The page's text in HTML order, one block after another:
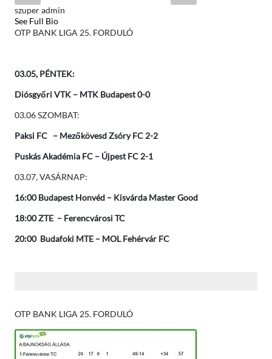
szuper admin
See Full Bio
OTP BANK LIGA 25. FORDULÓ
03.05, PÉNTEK:
Diósgyőri VTK – MTK Budapest 0-0
03.06 SZOMBAT:
Paksi FC – Mezőkövesd Zsóry FC 2-2
Puskás Akadémia FC – Újpest FC 2-1
03.07, VASÁRNAP:
16:00 Budapest Honvéd – Kisvárda Master Good
18:00 ZTE – Ferencvárosi TC
20:00 Budafoki MTE – MOL Fehérvár FC
OTP BANK LIGA 25. FORDULÓ